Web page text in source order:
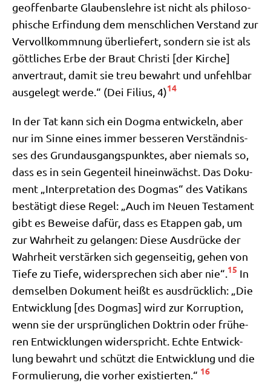
geof­fen­bar­te Glau­bens­leh­re ist nicht als phi­lo­so­
phi­sche Erfin­dung dem mensch­li­chen Ver­stand zur
Ver­voll­komm­nung über­lie­fert, son­dern sie ist als
gött­li­ches Erbe der Braut Chri­sti [der Kir­che]
anver­traut, damit sie treu bewahrt und unfehl­bar
aus­ge­legt wer­de.“ (Dei Fili­us, 4)14
In der Tat kann sich ein Dog­ma ent­wickeln, aber
nur im Sin­ne eines immer bes­se­ren Ver­ständ­nis­
ses des Grund­aus­gangs­punk­tes, aber nie­mals so,
dass es in sein Gegen­teil hin­ein­wächst. Das Doku­
ment „Inter­pre­ta­ti­on des Dog­mas“ des Vati­kans
bestä­tigt die­se Regel: „Auch im Neu­en Testa­ment
gibt es Bewei­se dafür, dass es Etap­pen gab, um
zur Wahr­heit zu gelan­gen: Die­se Aus­drücke der
Wahr­heit ver­stär­ken sich gegen­sei­tig, gehen von
Tie­fe zu Tie­fe, wider­spre­chen sich aber nie“.15 In
dem­sel­ben Doku­ment heißt es aus­drück­lich: „Die
Ent­wick­lung [des Dog­mas] wird zur Kor­rup­ti­on,
wenn sie der ursprüng­li­chen Dok­trin oder frü­he­
ren Ent­wick­lun­gen wider­spricht. Ech­te Ent­wick­
lung bewahrt und schützt die Ent­wick­lung und die
For­mu­lie­rung, die vor­her exi­stier­ten.“ 16